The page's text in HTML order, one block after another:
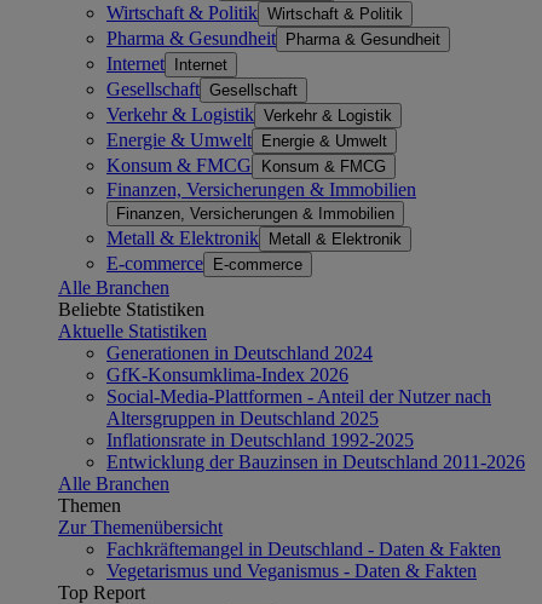
Wirtschaft & Politik Wirtschaft & Politik
Pharma & Gesundheit Pharma & Gesundheit
Internet Internet
Gesellschaft Gesellschaft
Verkehr & Logistik Verkehr & Logistik
Energie & Umwelt Energie & Umwelt
Konsum & FMCG Konsum & FMCG
Finanzen, Versicherungen & Immobilien
Finanzen, Versicherungen & Immobilien
Metall & Elektronik Metall & Elektronik
E-commerce E-commerce
Alle Branchen
Beliebte Statistiken
Aktuelle Statistiken
Generationen in Deutschland 2024
GfK-Konsumklima-Index 2026
Social-Media-Plattformen - Anteil der Nutzer nach
Altersgruppen in Deutschland 2025
Inflationsrate in Deutschland 1992-2025
Entwicklung der Bauzinsen in Deutschland 2011-2026
Alle Branchen
Themen
Zur Themenübersicht
Fachkräftemangel in Deutschland - Daten & Fakten
Vegetarismus und Veganismus - Daten & Fakten
Top Report